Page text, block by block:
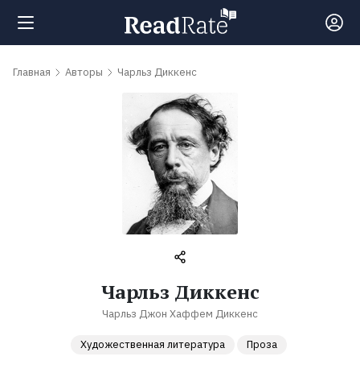
Поиск
обсуждаемые
Главная Авторы Чарльз Диккенс
Чарльз Диккенс
Чарльз Джон Хаффем Диккенс
Художественная литература Проза